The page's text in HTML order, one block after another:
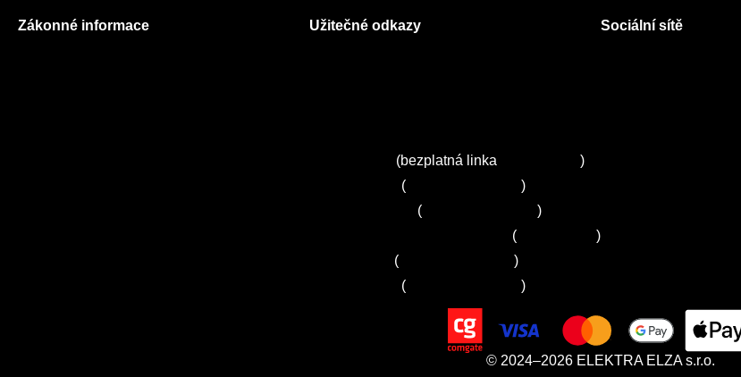
Zákonné informace Užitečné odkazy
(bezplatná linka
)
(
)
(
)
(
)
(
)
( )
Sociální sítě
© 2024–2026 ELEKTRA ELZA s.r.o.